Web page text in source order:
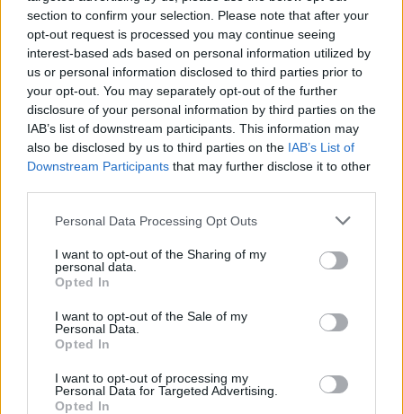
section to confirm your selection. Please note that after your
opt-out request is processed you may continue seeing
interest-based ads based on personal information utilized by
us or personal information disclosed to third parties prior to
your opt-out. You may separately opt-out of the further
disclosure of your personal information by third parties on the
IAB’s list of downstream participants. This information may
also be disclosed by us to third parties on the IAB’s List of
Downstream Participants that may further disclose it to other
Personal Data Processing Opt Outs
I want to opt-out of the Sharing of my
personal data.
Opted In
I want to opt-out of the Sale of my
Personal Data.
Opted In
I want to opt-out of processing my
Personal Data for Targeted Advertising.
Opted In
jövedelem
nettó átlagkereset